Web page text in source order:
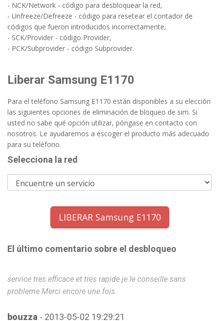
- NCK/Network - código para desbloquear la red,
- Unfreeze/Defreeze - código para resetear el contador de
códigos que fueron introducidos incorrectamente,
- SCK/Provider - código Provider,
- PCK/Subprovider - código Subprovider.
Liberar Samsung E1170
Para el teléfono Samsung E1170 están disponibles a su elección
las siguientes opciones de eliminación de bloqueo de sim. Si
usted no sabe qué opción utilizar, póngase en contacto con
nosotros. Le ayudaremos a escoger el producto más adecuado
para su teléfono.
Selecciona la red
LIBERAR Samsung E1170
El último comentario sobre el desbloqueo
service tres efficace et tres rapide je le conseille sans
probleme Merci encore une fois.
bouzza - 2013-05-02 19:29:21